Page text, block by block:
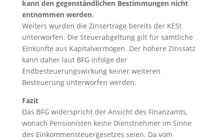
kann den gegenständlichen Bestimmungen nicht
entnommen werden.
Weiters wurden die Zinserträge bereits der KESt
unterworfen. Die Steuerabgeltung gilt für sämtliche
Einkünfte aus Kapitalvermögen. Der höhere Zinssatz
kann daher laut BFG infolge der
Endbesteuerungswirkung keiner weiteren
Besteuerung unterworfen werden.
Fazit
Das BFG widerspricht der Ansicht des Finanzamts,
wonach Pensionisten keine Dienstnehmer im Sinne
des Einkommensteuergesetzes seien. Da vom